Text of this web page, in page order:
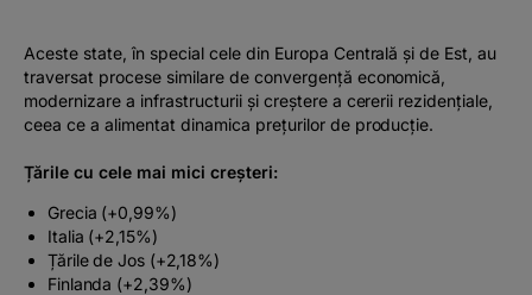
Aceste state, în special cele din Europa Centrală și de Est, au
traversat procese similare de convergență economică,
modernizare a infrastructurii și creștere a cererii rezidențiale,
ceea ce a alimentat dinamica prețurilor de producție.
Țările cu cele mai mici creșteri:
Grecia (+0,99%)
Italia (+2,15%)
Țările de Jos (+2,18%)
Finlanda (+2,39%)